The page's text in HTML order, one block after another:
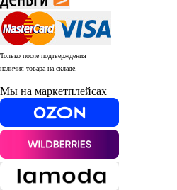
Только после подтверждения
наличия товара на складе.
Мы на маркетплейсах